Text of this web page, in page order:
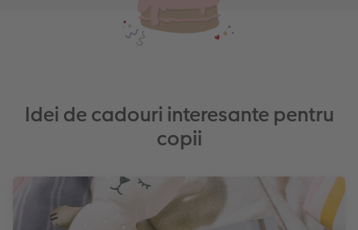
Idei de cadouri interesante pentru
copii